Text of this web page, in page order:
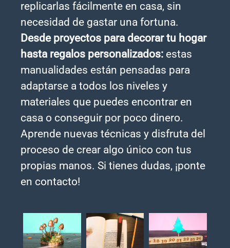
replicarlas fácilmente en casa, sin
necesidad de gastar una fortuna.
Desde proyectos para decorar tu hogar
hasta regalos personalizados: estas
manualidades están pensadas para
adaptarse a todos los niveles y
materiales que puedes encontrar en
casa o conseguir por poco dinero.
Aprende nuevas técnicas y disfruta del
proceso de crear algo único con tus
propias manos. Si tienes dudas, ¡ponte
en contacto!